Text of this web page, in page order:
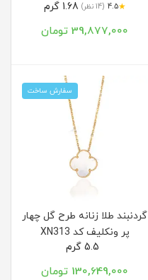
★
4.5 (14 نظر)
39,877,000 تومان
سفارش ساخت
گردنبند طلا زنانه طرح گل چهار
پر ونکلیف کد XN313
130,649,000 تومان